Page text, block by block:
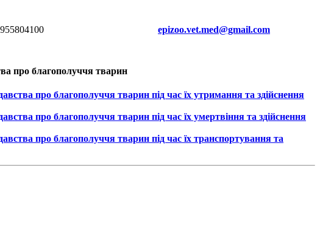
epizoo.vet.med@gmail.com
про благополуччя тварин
про благополуччя тварин під час їх утримання та здійснення
про благополуччя тварин під час їх умертвіння та здійснення
про благополуччя тварин під час їх транспортування та